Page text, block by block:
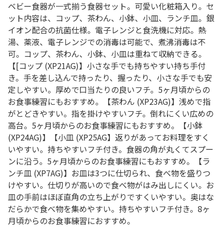
ベビー食器が一式揃う食器セット。可愛い化粧箱入り。セ
ット内容は、コップ、茶わん、小鉢、小皿、ランチ皿。銀
イオン配合の抗菌仕様。電子レンジと食洗機に対応。熱
湯、薬液、電子レンジでの消毒は可能で、煮沸消毒は不
可。コップ、茶わん、小鉢、小皿は重ねて収納できる。
【[コップ (XP21AG)】小さな手でも持ちやすい持ち手付
き。手を差し込んで持ったり、握ったり、小さな手でも安
定しやすい。厚めで口当たりの良いフチ。5ヶ月頃からの
お食事練習にもおすすめ。【茶わん (XP23AG)】浅めで指
がとどきやすい。指を掛けやすいフチ。倒れにくい広めの
高台。5ヶ月頃からのお食事練習にもおすすめ。【小鉢
(XP24AG)】【小皿 (XP25AG】返りがあってお料理をすく
いやすい。持ちやすいフチ付き。食器の角が丸くてスプー
ンに沿う。5ヶ月頃からのお食事練習にもおすすめ。【ラ
ンチ皿 (XP7AG)】お皿は3つに仕切られ、食べ物を盛りつ
けやすい。仕切りが高いので食べ物がはみ出しにくい。お
皿の手前はほぼ直角の立ち上がりですくいやすい。奥はな
だらかで食べ物を集めやすい。持ちやすいフチ付き。8ヶ
月頃からのお食事練習におすすめ。